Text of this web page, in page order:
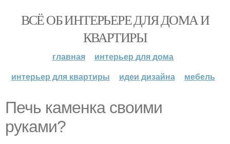
ВСЁ ОБ ИНТЕРЬЕРЕ ДЛЯ ДОМА И
КВАРТИРЫ
главная
интерьер для дома
интерьер для квартиры
идеи дизайна мебель
Печь каменка своими
руками?